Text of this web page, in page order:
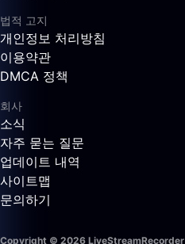
법적 고지
개인정보 처리방침
이용약관
DMCA 정책
회사
소식
자주 묻는 질문
업데이트 내역
사이트맵
문의하기
Copyright © 2026 LiveStreamRecorder